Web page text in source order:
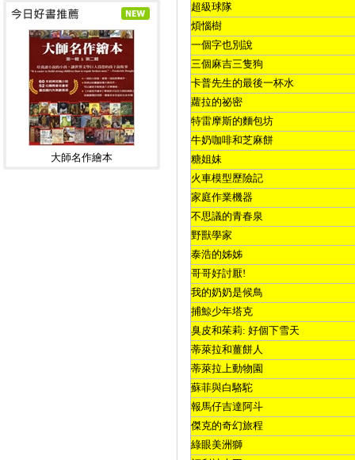
大師名作繪本
超級球隊
煩惱樹
一個字也別說
三個麻吉三隻狗
卡普先生的最後一杯水
蘿拉的祕密
特雷摩斯的麵包坊
牛奶咖啡和芝麻餅
糖姐妹
火車模型歷險記
家庭作業機器
不思議的青春泉
野獸學家
泰浩的姊姊
哥哥好討厭!
我的奶奶是候鳥
捕鯨少年塔克
臭皮和茱莉: 好個下雪天
蒂萊拉和薑餅人
蒂萊拉上動物園
蘇菲與白駱駝
報馬仔吉達阿斗
傑克的奇幻旅程
綠眼美洲獅